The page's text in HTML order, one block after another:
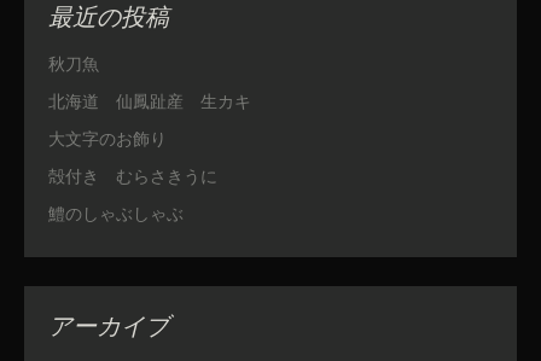
最近の投稿
秋刀魚
北海道 仙鳳趾産 生カキ
大文字のお飾り
殻付き むらさきうに
鱧のしゃぶしゃぶ
アーカイブ